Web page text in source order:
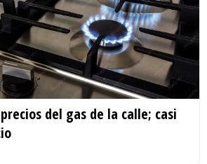
del gas de la calle; casi